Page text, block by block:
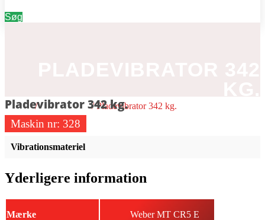
Søg
Forside/Pladevibrator/ Pladevibrator 342 kg.
Pladevibrator 342 kg.
Maskin nr: 328
Vibrationsmateriel
Yderligere information
Mærke Weber MT CR5 E